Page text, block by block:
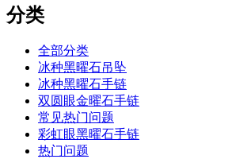
分类
全部分类
冰种黑曜石吊坠
冰种黑曜石手链
双圆眼金曜石手链
常见热门问题
彩虹眼黑曜石手链
热门问题